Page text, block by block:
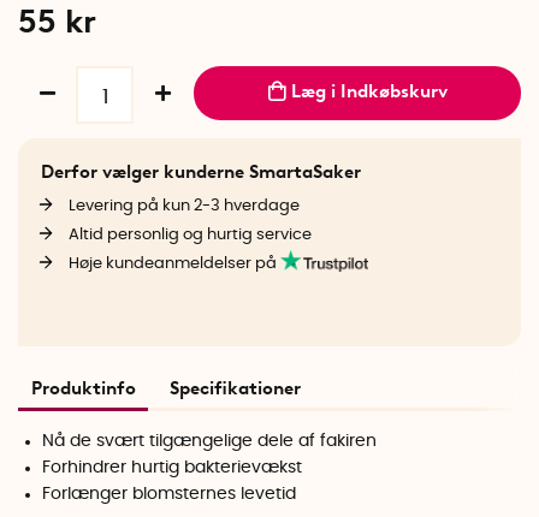
55 kr
Læg i Indkøbskurv
Derfor vælger kunderne SmartaSaker
Levering på kun 2-3 hverdage
Altid personlig og hurtig service
Høje kundeanmeldelser på
Produktinfo Specifikationer
Nå de svært tilgængelige dele af fakiren
Forhindrer hurtig bakterievækst
Forlænger blomsternes levetid